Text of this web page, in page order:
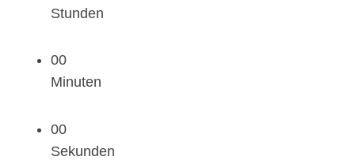
Stunden
00
Minuten
00
Sekunden